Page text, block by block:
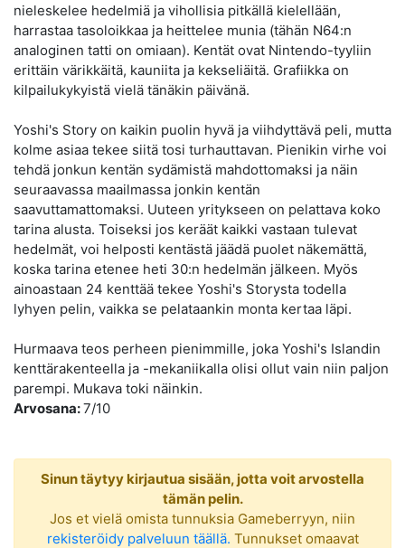
nieleskelee hedelmiä ja vihollisia pitkällä kielellään,
harrastaa tasoloikkaa ja heittelee munia (tähän N64:n
analoginen tatti on omiaan). Kentät ovat Nintendo-tyyliin
erittäin värikkäitä, kauniita ja kekseliäitä. Grafiikka on
kilpailukykyistä vielä tänäkin päivänä.
Yoshi's Story on kaikin puolin hyvä ja viihdyttävä peli, mutta
kolme asiaa tekee siitä tosi turhauttavan. Pienikin virhe voi
tehdä jonkun kentän sydämistä mahdottomaksi ja näin
seuraavassa maailmassa jonkin kentän
saavuttamattomaksi. Uuteen yritykseen on pelattava koko
tarina alusta. Toiseksi jos keräät kaikki vastaan tulevat
hedelmät, voi helposti kentästä jäädä puolet näkemättä,
koska tarina etenee heti 30:n hedelmän jälkeen. Myös
ainoastaan 24 kenttää tekee Yoshi's Storysta todella
lyhyen pelin, vaikka se pelataankin monta kertaa läpi.
Hurmaava teos perheen pienimmille, joka Yoshi's Islandin
kenttärakenteella ja -mekaniikalla olisi ollut vain niin paljon
parempi. Mukava toki näinkin.
Arvosana:7/10
Sinun täytyy kirjautua sisään, jotta voit arvostella
tämän pelin.
Jos et vielä omista tunnuksia Gameberryyn, niin
rekisteröidy palveluun täällä. Tunnukset omaavat